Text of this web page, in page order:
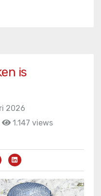
is
2026
1.147 views